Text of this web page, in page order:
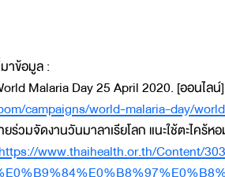
าข้อมูล :
Malaria Day 25 April 2020. [ออนไล
campaigns/world-malaria-day/
ยร่วมจัดงานวันมาลาเรียโลก แนะใช้ตะไคร้
https://www.thaihealth.or.th/Content/